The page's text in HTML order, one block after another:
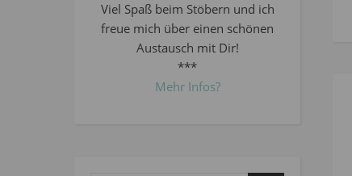
Viel Spaß beim Stöbern und ich
freue mich über einen schönen
Austausch mit Dir!
***
Mehr Infos?